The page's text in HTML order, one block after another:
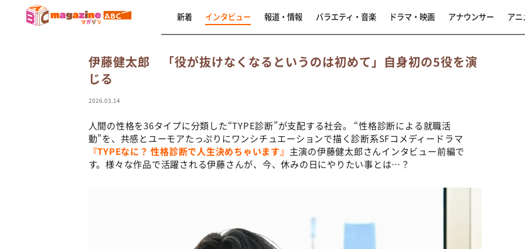
新着 インタビュー 報道・情報 バラエティ・音楽 ドラマ・映画 アナウンサー アニ
伊藤健太郎 「役が抜けなくなるというのは初めて」自身初の5役を演
じる
2026.03.14
人間の性格を36タイプに分類した“TYPE診断”が支配する社会。 “性格診断による就職活
動”を、共感とユーモアたっぷりにワンシチュエーションで描く診断系SFコメディードラマ
『TYPEなに？ 性格診断で人生決めちゃいます』 主演の伊藤健太郎さんインタビュー前編で
す。様々な作品で活躍される伊藤さんが、今、休みの日にやりたい事とは…？